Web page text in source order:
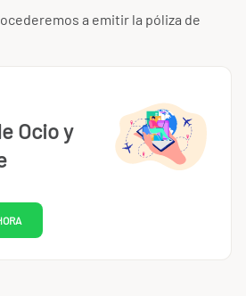
a emitir la póliza de
Ocio y